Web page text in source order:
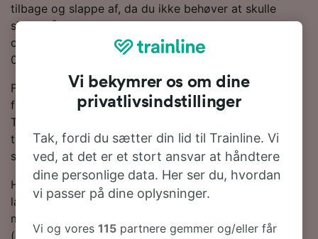
tilbage og slappe af, da du ikke behøver at skulle
skifte på din vej til Toulouse. SNCF er den største
operatør på denne rute og vil få dig til Toulouse på
0,5.
For at hjælpe dig med at få de bedste togpriser har vi
fremhævet de billigste togbilletter fra Lavaur tli
Toulouse i vores Rejseplanlægger. Bare husk på, at jo
tidligere du bestiller dine billetter, desto mere vil du
spare!
Har du lyst til at bestille dine togbilletter nu? Så bare
lav en søgning med os i dag. Hvis du vil finde ud af
mere om rejsen, så læs videre om togplaner
(deriblandt om de første og sidste togtider), ofte
Vi bekymrer os om dine
privatlivsindstillinger
Tak, fordi du sætter din lid til Trainline. Vi
ved, at det er et stort ansvar at håndtere
dine personlige data. Her ser du, hvordan
vi passer på dine oplysninger.
Vi og vores115 partnere gemmer og/eller får